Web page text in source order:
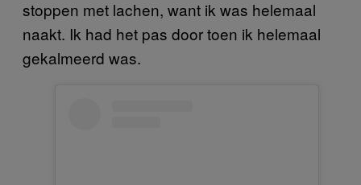
stoppen met lachen, want ik was helemaal
naakt. Ik had het pas door toen ik helemaal
gekalmeerd was.